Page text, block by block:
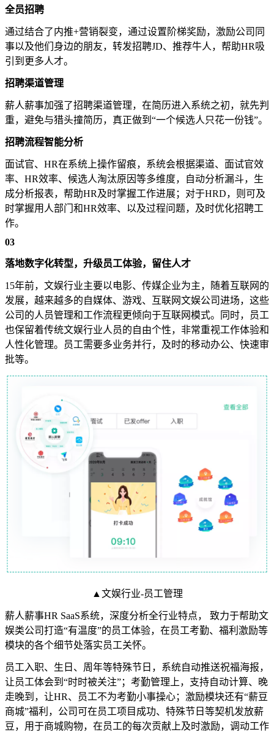
全员招聘
通过结合了内推+营销裂变，通过设置阶梯奖励，激励公司同
事以及他们身边的朋友，转发招聘JD、推荐牛人，帮助HR吸
引到更多人才。
招聘渠道管理
薪人薪事加强了招聘渠道管理，在简历进入系统之初，就先判
重，避免与猎头撞简历，真正做到“一个候选人只花一份钱”。
招聘流程智能分析
面试官、HR在系统上操作留痕，系统会根据渠道、面试官效
率、HR效率、候选人淘汰原因等多维度，自动分析漏斗，生
成分析报表，帮助HR及时掌握工作进展；对于HRD，则可及
时掌握用人部门和HR效率、以及过程问题，及时优化招聘工
作。
03
落地数字化转型，升级员工体验，留住人才
15年前，文娱行业主要以电影、传媒企业为主，随着互联网的
发展，越来越多的自媒体、游戏、互联网文娱公司进场，这些
公司的人员管理和工作流程更倾向于互联网模式。同时，员工
也保留着传统文娱行业人员的自由个性，非常重视工作体验和
人性化管理。员工需要多业务并行，及时的移动办公、快速审
批等。
▲文娱行业-员工管理
薪人薪事HR SaaS系统，深度分析全行业特点， 致力于帮助文
娱类公司打造“有温度”的员工体验，在员工考勤、福利激励等
模块的各个细节处落实员工关怀。
员工入职、生日、周年等特殊节日，系统自动推送祝福海报，
让员工体会到“时时被关注”；考勤管理上，支持自动计算、晚
走晚到，让HR、员工不为考勤小事操心；激励模块还有“薪豆
商城”福利，公司可在员工项目成功、特殊节日等契机发放薪
豆，用于商城购物，在员工的每次贡献上及时激励，调动工作